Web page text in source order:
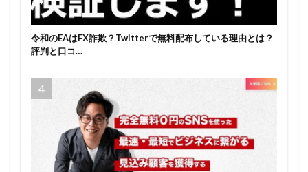
令和のEAはFX詐欺？Twitterで無料配布している理由とは？
評判と口コ…